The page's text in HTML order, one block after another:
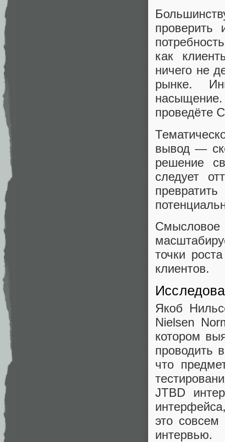
проверить
как
ничего не
рынке.
проведёте
вывод —
решение
следует
точки
клиентов.
Якоб
Nielsen
котором
проводить
что
JTBD
это
интервью.